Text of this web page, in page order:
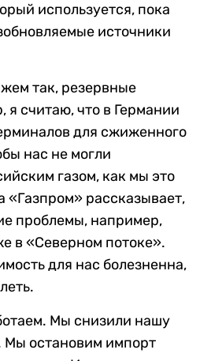
используется, пока
источники
так, резервные
считаю, что в Германии
для сжиженного
нас не могли
газом, как мы это
«Газпром» рассказывает,
проблемы, например,
в «Северном потоке».
для нас болезненна,
Мы снизили нашу
Мы остановим импорт